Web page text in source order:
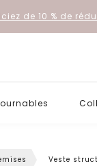
de 10 % de
Veste